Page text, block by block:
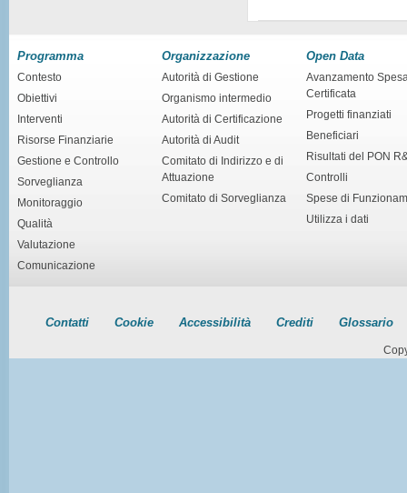
Programma
Contesto
Obiettivi
Interventi
Risorse Finanziarie
Gestione e Controllo
Sorveglianza
Monitoraggio
Qualità
Valutazione
Comunicazione
Organizzazione
Autorità di Gestione
Organismo intermedio
Autorità di Certificazione
Autorità di Audit
Comitato di Indirizzo e di
Attuazione
Comitato di Sorveglianza
Open Data
Avanzamento
Certificata
Progetti finanziati
Beneficiari
Risultati del PON
Controlli
Spese di
Utilizza i dati
Contatti Cookie Accessibilità Crediti Glossario